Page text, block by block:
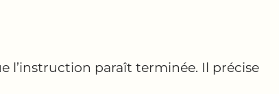
l’instruction paraît terminée. Il précise